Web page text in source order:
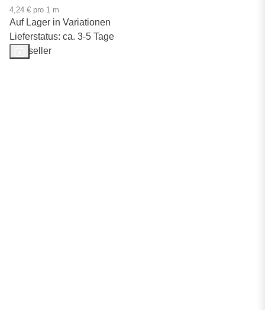
4,24 € pro 1 m
Auf Lager in Variationen
Lieferstatus: ca. 3-5 Tage
Bestseller